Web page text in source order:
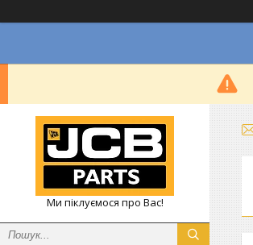
Ми піклуємося про Вас!